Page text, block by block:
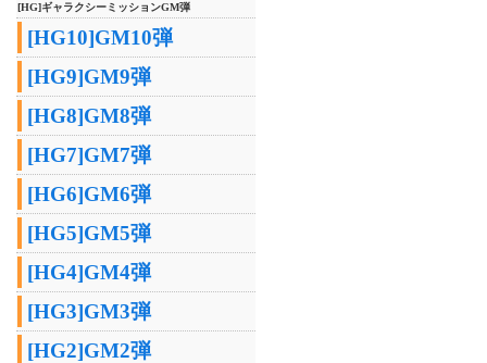
[HG]ギャラクシーミッションGM弾
[HG10]GM10弾
[HG9]GM9弾
[HG8]GM8弾
[HG7]GM7弾
[HG6]GM6弾
[HG5]GM5弾
[HG4]GM4弾
[HG3]GM3弾
[HG2]GM2弾